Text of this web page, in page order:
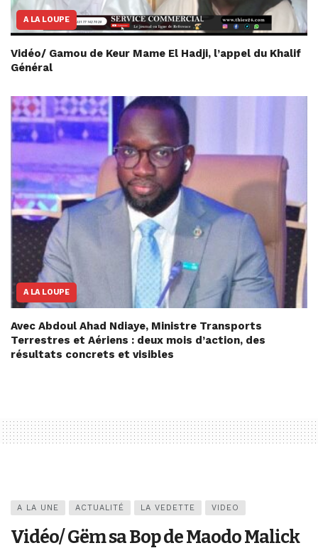
A LA LOUPE
Vidéo/ Gamou de Keur Mame El Hadji, l’appel du Khalif
Général
A LA LOUPE
Avec Abdoul Ahad Ndiaye, Ministre Transports
Terrestres et Aériens : deux mois d’action, des
résultats concrets et visibles
A LA UNE ACTUALITÉ LA VEDETTE VIDEO
Vidéo/ Gëm sa Bop de Maodo Malick